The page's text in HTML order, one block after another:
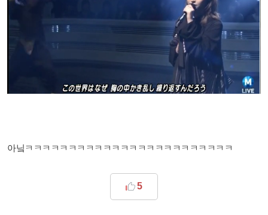
아닠ㅋㅋㅋㅋㅋㅋㅋㅋㅋㅋㅋㅋㅋㅋㅋㅋㅋㅋㅋㅋㅋㅋㅋㅋ
5